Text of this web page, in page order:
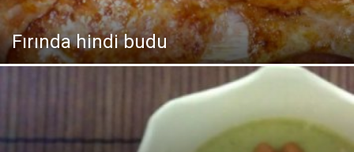
Fırında hindi budu